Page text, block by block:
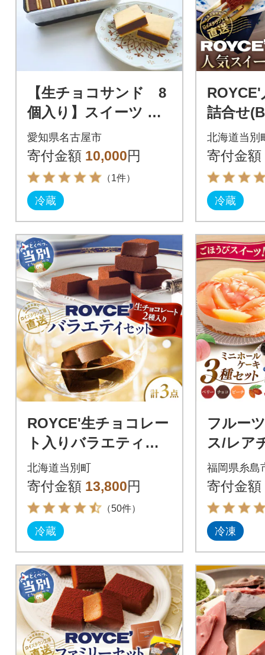
【生チョコサンド 8
個入り】スイーツ 美
味しい おすすめ 愛知
県 人気 高級
愛知県名古屋市
寄付金額 10,000円
（1件）
冷蔵
詰合せ
北海道当別
寄付金額
冷蔵
ROYCE'生チョコレー
ト入りバラエティセ
ット_tb01-006
北海道当別町
寄付金額 13,800円
（50件）
冷蔵
フルー
ス/レア
ケーキ
017]
福岡県糸島
寄付金額
冷凍